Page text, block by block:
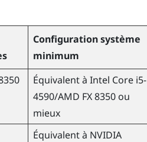
Configuration système
minimum
Équivalent à Intel Core i5-
4590/AMD FX 8350 ou
mieux
Équivalent à NVIDIA